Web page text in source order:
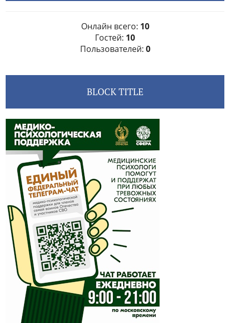
Онлайн всего: 10
Гостей: 10
Пользователей: 0
BLOCK TITLE